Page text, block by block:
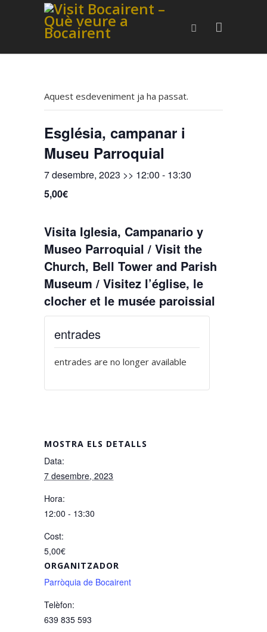
Aquest esdeveniment ja ha passat.
Església, campanar i
Museu Parroquial
7 desembre, 2023 >> 12:00 - 13:30
5,00€
Visita Iglesia, Campanario y
Museo Parroquial / Visit the
Church, Bell Tower and Parish
Museum / Visitez l’église, le
clocher et le musée paroissial
MOSTRA ELS DETALLS
Data:
7 desembre, 2023
Hora:
12:00 - 13:30
Cost:
5,00€
ORGANITZADOR
Parròquia de Bocairent
Telèfon:
639 835 593
entrades
entrades are no longer available